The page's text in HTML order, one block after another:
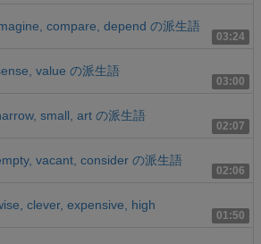
03:24
compare, depend の派生語
03:00
value の派生語
02:07
small, art の派生語
02:06
vacant, consider の派生語
01:50
clever, expensive, high